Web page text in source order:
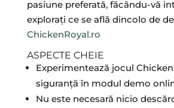
pasiune preferată, făcându-vă
explorați ce se află dincolo de
ChickenRoyal.ro
ASPECTE CHEIE
Experimentează jocul
siguranță în modul demo
Nu este necesară nicio